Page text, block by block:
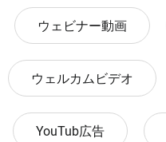
ウェビナー動画
ウェルカムビデオ
YouTub広告